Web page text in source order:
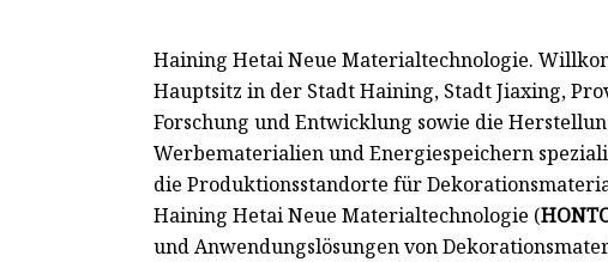
Haining Hetai Neue Materialtechnologie.
Hauptsitz in der Stadt Haining, Stadt Jiaxing,
Forschung und Entwicklung sowie die
Werbematerialien und Energiespeichern
die Produktionsstandorte für
Haining Hetai Neue Materialtechnologie (
und Anwendungslösungen von